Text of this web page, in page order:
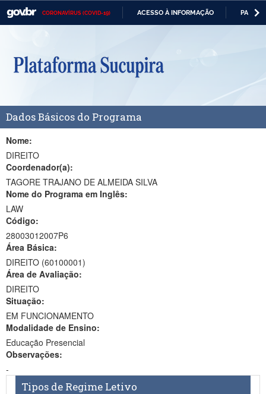
CORONAVÍRUS (COVID-19) ACESSO À INFORMAÇÃO
Casa Civil
Ministério da Defesa
Ministério da Economia
Ministério da Infraestrutura
Ministério da Educação
Ministério da Cidadania
Ministério da Saúde
Ministério da Ciência, Tecnologia, Inovações e Comunicações
Ministério do Meio Ambiente
Ministério do Turismo
Ministério do Desenvolvimento Regional
Controladoria-Geral da União
Dados Básicos do Programa
Nome:
DIREITO
Coordenador(a):
TAGORE TRAJANO DE ALMEIDA SILVA
Nome do Programa em Inglês:
LAW
Código:
28003012007P6
Área Básica:
DIREITO (60100001)
Área de Avaliação:
DIREITO
Situação:
EM FUNCIONAMENTO
Modalidade de Ensino:
Educação Presencial
Observações:
-
Tipos de Regime Letivo